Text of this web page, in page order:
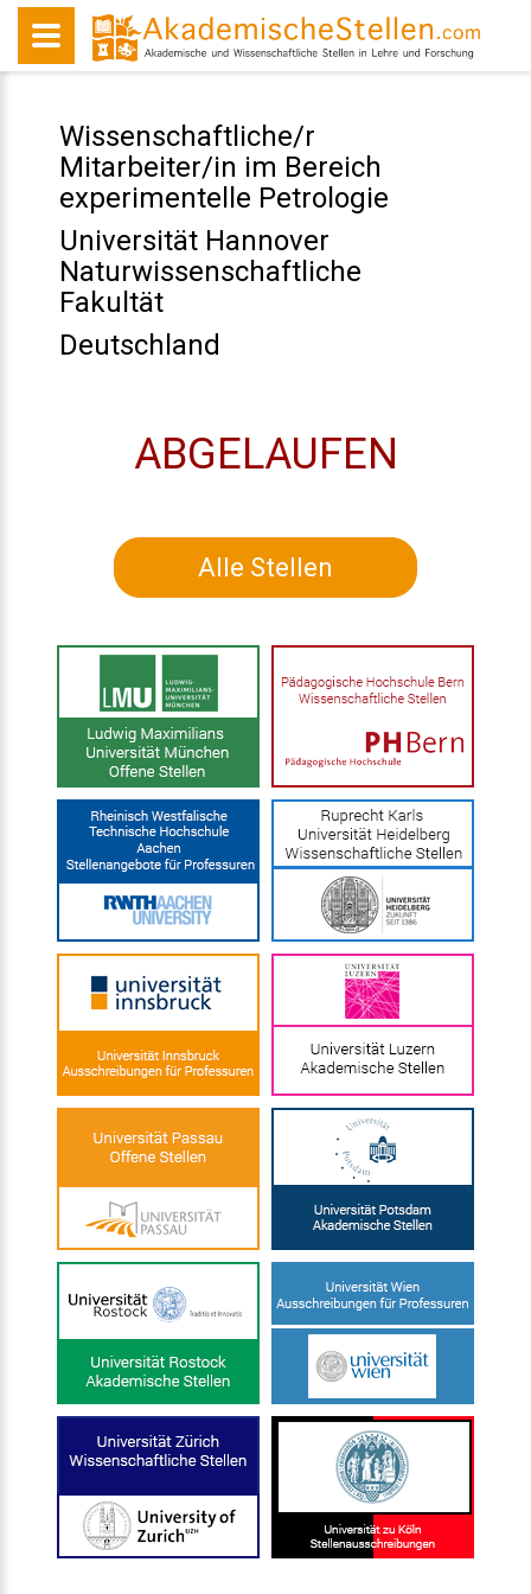
Wissenschaftliche/r
Mitarbeiter/in im Bereich
experimentelle Petrologie
Universität Hannover
Naturwissenschaftliche
Fakultät
Deutschland
ABGELAUFEN
Alle Stellen